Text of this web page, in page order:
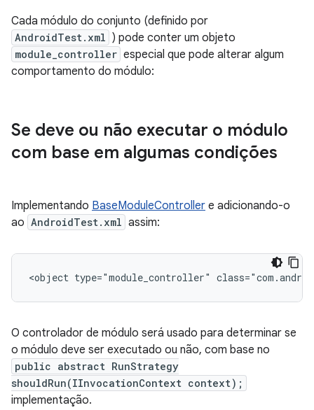
Cada módulo do conjunto (definido por
AndroidTest.xml ) pode conter um objeto
module_controller especial que pode alterar algum
comportamento do módulo:
Se deve ou não executar o módulo
com base em algumas condições
Implementando BaseModuleController e adicionando-o
ao AndroidTest.xml assim:
<object type="module_controller"
O controlador de módulo será usado para determinar se
o módulo deve ser executado ou não, com base no
public abstract RunStrategy
shouldRun(IInvocationContext context);
implementação.